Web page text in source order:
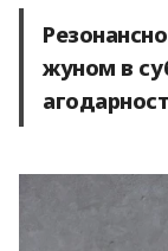
жуном в